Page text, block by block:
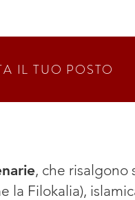
IL TUO POSTO
, che risalgono
Filokalia),